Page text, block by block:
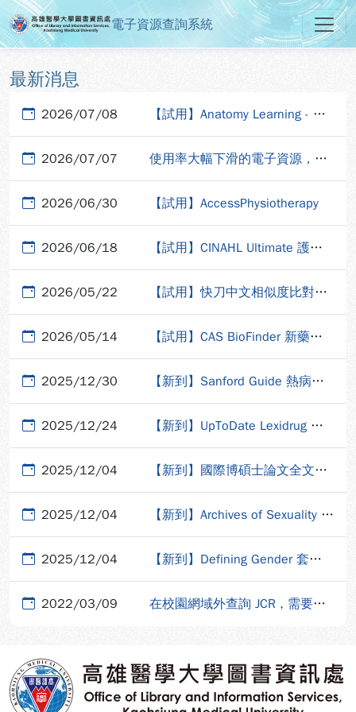
跳到主要內容
:::
高雄醫學大學圖書資訊處電子資
電子資源查詢系統
:::
最新消息
2026/07/08 【試用】Anatomy Learning - 限校園網域使用
2026/07/07 使用率大幅下滑的電子資源，有刪訂危機
2026/06/30 【試用】AccessPhysiotherapy
2026/06/18 【試用】CINAHL Ultimate 護理學系列全文資料庫 旗艦版
2026/05/22 【試用】快刀中文相似度比對系統
2026/05/14 【試用】CAS BioFinder 新藥研發資料庫
2025/12/30 【新到】Sanford Guide 熱病資料庫
2025/12/24 【新到】UpToDate Lexidrug 臨床藥學資料庫
2025/12/04 【新到】國際博碩士論文全文資料庫(DDC)
2025/12/04 【新到】Archives of Sexuality and Gender
2025/12/04 【新到】Defining Gender 套裝電子期刊
2022/03/09 在校園網域外查詢 JCR , 需要在資料庫平台登入個人帳密